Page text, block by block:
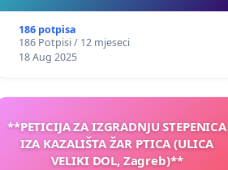
186 potpisa
186 Potpisi / 12 mjeseci
18 Aug 2025
**PETICIJA ZA IZGRADNJU STEPENICA
IZA KAZALIŠTA ŽAR PTICA (ULICA
VELIKI DOL, Zagreb)**